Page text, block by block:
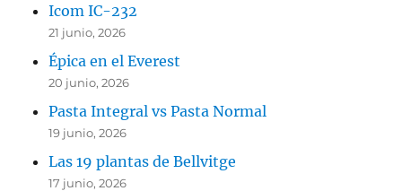
Icom IC-232
21 junio, 2026
Épica en el Everest
20 junio, 2026
Pasta Integral vs Pasta Normal
19 junio, 2026
Las 19 plantas de Bellvitge
17 junio, 2026